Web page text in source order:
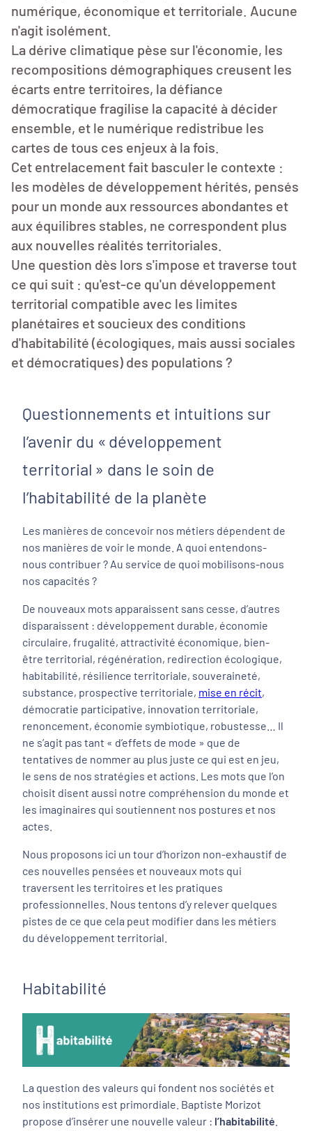
numérique, économique et territoriale. Aucune
n'agit isolément.
La dérive climatique pèse sur l'économie, les
recompositions démographiques creusent les
écarts entre territoires, la défiance
démocratique fragilise la capacité à décider
ensemble, et le numérique redistribue les
cartes de tous ces enjeux à la fois.
Cet entrelacement fait basculer le contexte :
les modèles de développement hérités, pensés
pour un monde aux ressources abondantes et
aux équilibres stables, ne correspondent plus
aux nouvelles réalités territoriales.
Une question dès lors s'impose et traverse tout
ce qui suit : qu'est-ce qu'un développement
territorial compatible avec les limites
planétaires et soucieux des conditions
d'habitabilité (écologiques, mais aussi sociales
et démocratiques) des populations ?
Questionnements et intuitions sur
l’avenir du « développement
territorial » dans le soin de
l’habitabilité de la planète
Les manières de concevoir nos métiers dépendent de
nos manières de voir le monde. A quoi entendons-
nous contribuer ? Au service de quoi mobilisons-nous
nos capacités ?
De nouveaux mots apparaissent sans cesse, d’autres
disparaissent : développement durable, économie
circulaire, frugalité, attractivité économique, bien-
être territorial, régénération, redirection écologique,
habitabilité, résilience territoriale, souveraineté,
substance, prospective territoriale, mise en récit,
démocratie participative, innovation territoriale,
renoncement, économie symbiotique, robustesse… Il
ne s’agit pas tant « d’effets de mode » que de
tentatives de nommer au plus juste ce qui est en jeu,
le sens de nos stratégies et actions. Les mots que l’on
choisit disent aussi notre compréhension du monde et
les imaginaires qui soutiennent nos postures et nos
actes.
Nous proposons ici un tour d’horizon non-exhaustif de
ces nouvelles pensées et nouveaux mots qui
traversent les territoires et les pratiques
professionnelles. Nous tentons d’y relever quelques
pistes de ce que cela peut modifier dans les métiers
du développement territorial.
Habitabilité
La question des valeurs qui fondent nos sociétés et
nos institutions est primordiale. Baptiste Morizot
propose d’insérer une nouvelle valeur : l’habitabilité